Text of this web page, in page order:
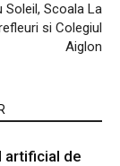
Soleil, Scoala La
si Colegiul
Aiglon
artificial de